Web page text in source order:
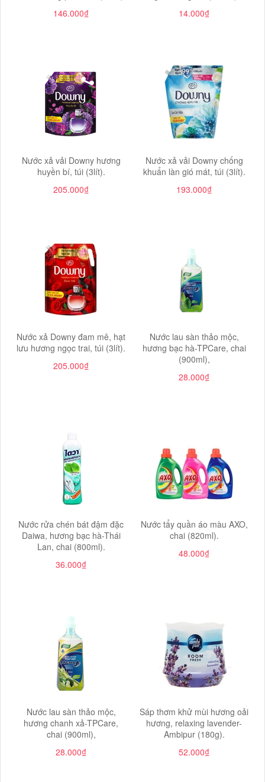
146.000₫
14.000₫
Nước xả vải Downy hương
huyền bí, túi (3lít).
205.000₫
Nước xả vải Downy chống
khuẩn làn gió mát, túi (3lít).
193.000₫
Nước xả Downy đam mê, hạt
lưu hương ngọc trai, túi (3lít).
205.000₫
Nước lau sàn thảo mộc,
hương bạc hà-TPCare, chai
(900ml),
28.000₫
Nước rửa chén bát đậm đặc
Daiwa, hương bạc hà-Thái
Lan, chai (800ml).
36.000₫
Nước tẩy quần áo màu AXO,
chai (820ml).
48.000₫
Nước lau sàn thảo mộc,
hương chanh xả-TPCare,
chai (900ml),
28.000₫
Sáp thơm khử mùi hương oải
hương, relaxing lavender-
Ambipur (180g).
52.000₫